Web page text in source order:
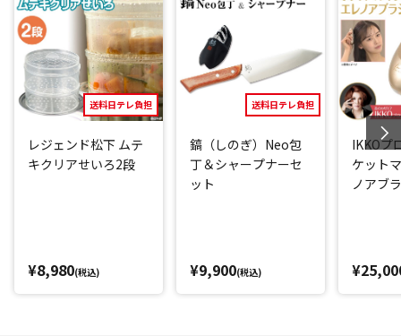
が落ちる構造でヘルシーに仕上がります。
またニオイが移りやすいニンニクや、色がつきやすいキムチ
を使った料理もOK。
ニオイや汚れがつきにくく、洗剤も使用できるのでお手入れ
もしやすいです。
さらに透明なのもポイント！
一般的なせいろだと、中の様子を見るため何度もフタを開け
がちですが、そのたび蒸気が逃げ蒸す時間がかかります。
その点、透明なムテキクリアせいろは、中を確認でき、フタ
様々なレシピをこなせる
送料日テレ負担
レジェンド松下 ムテ
キクリアせいろ2段
¥8,980(税込)
送料日テレ負担
鎬（しのぎ）Neo包
丁＆シャープナーセ
ット
¥9,900(税込)
IKKOプ
ケット
ノアブ